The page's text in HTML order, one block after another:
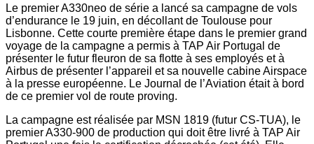
Le premier A330neo de série a lancé sa campagne de vols
d’endurance le 19 juin, en décollant de Toulouse pour
Lisbonne. Cette courte première étape dans le premier grand
voyage de la campagne a permis à TAP Air Portugal de
présenter le futur fleuron de sa flotte à ses employés et à
Airbus de présenter l’appareil et sa nouvelle cabine Airspace
à la presse européenne. Le Journal de l’Aviation était à bord
de ce premier vol de route proving.
La campagne est réalisée par MSN 1819 (futur CS-TUA), le
premier A330-900 de production qui doit être livré à TAP Air